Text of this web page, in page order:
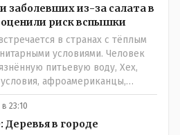
всецело!
заболевших из-за салата в
риск вспышки
в странах с тёплым
условиями. Человек
питьевую воду, Хех,
афроамериканцы,
страховок, нечистоплотные
России и Казахстана жить
23:10
в городе